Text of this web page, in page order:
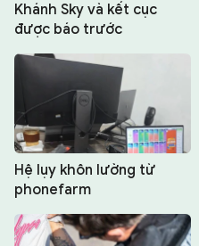
Khánh Sky và kết cục
được báo trước
Hệ lụy khôn lường từ
phonefarm